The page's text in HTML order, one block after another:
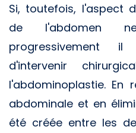
Si, toutefois, l'aspect
de l'abdomen
progressivement il
d'intervenir
l'abdominoplastie. En
abdominale et en
été créée entre les